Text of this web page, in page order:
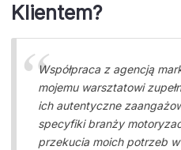
Klientem?
Współpraca z agencją
mojemu warsztatowi
ich autentyczne
specyfiki branży
przekucia moich potrzeb